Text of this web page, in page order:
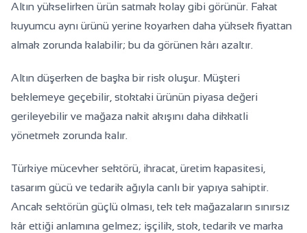
Altın yükselirken ürün satmak kolay gibi görünür. Fakat
kuyumcu aynı ürünü yerine koyarken daha yüksek fiyattan
almak zorunda kalabilir; bu da görünen kârı azaltır.
Altın düşerken de başka bir risk oluşur. Müşteri
beklemeye geçebilir, stoktaki ürünün piyasa değeri
gerileyebilir ve mağaza nakit akışını daha dikkatli
yönetmek zorunda kalır.
Türkiye mücevher sektörü, ihracat, üretim kapasitesi,
tasarım gücü ve tedarik ağıyla canlı bir yapıya sahiptir.
Ancak sektörün güçlü olması, tek tek mağazaların sınırsız
kâr ettiği anlamına gelmez; işçilik, stok, tedarik ve marka